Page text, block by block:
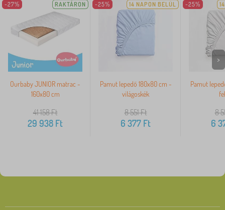
-27% RAKTÁRON
Ourbaby JUNIOR matrac -
160x80 cm
41 158Ft
29 938 Ft
-25% 14 NAPON BELÜL
Pamut lepedő 180x80 cm -
világoskék
8 551Ft
6 377 Ft
-25%
Pamut
8
6
>